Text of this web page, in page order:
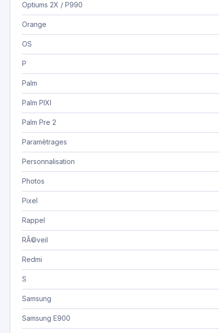
Optiums 2X / P990
Orange
OS
P
Palm
Palm PIXI
Palm Pre 2
Paramètrages
Personnalisation
Photos
Pixel
Rappel
RÃ©veil
Redmi
S
Samsung
Samsung E900